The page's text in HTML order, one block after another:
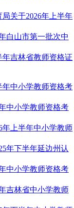
关于2026年上半年
白山市第一批次中
年吉林省教师资格证
年中小学教师资格考
中小学教师资格考
年上半年中小学教师
年下半年延边州认
中小学教师资格考
吉林省中小学教师